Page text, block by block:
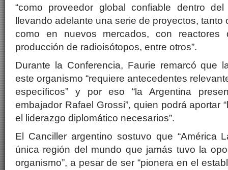
“como proveedor global confiable dentro
llevando adelante una serie de proyectos,
como en nuevos mercados, con reactores
producción de radioisótopos, entre otros”.
Durante la Conferencia, Faurie remarcó que
este organismo “requiere antecedentes
específicos” y por eso “la Argentina
embajador Rafael Grossi”, quien podrá aportar
el liderazgo diplomático necesarios”.
El Canciller argentino sostuvo que “América
única región del mundo que jamás tuvo la
organismo”, a pesar de ser “pionera en el